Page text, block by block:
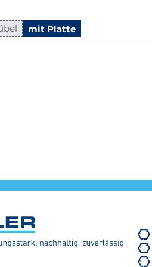
mit Platte